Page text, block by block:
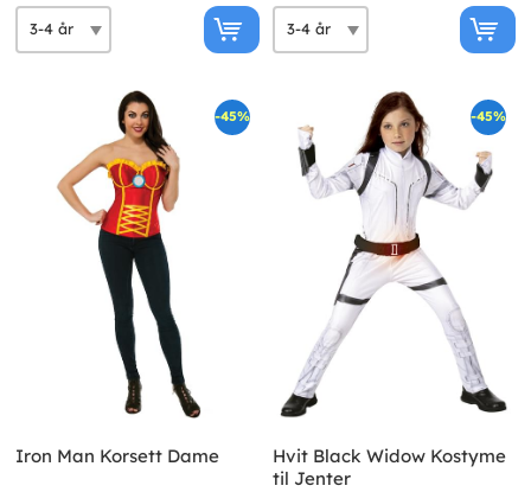
-45%
Iron Man Korsett Dame
-45%
Hvit Black Widow Kostyme
til Jenter